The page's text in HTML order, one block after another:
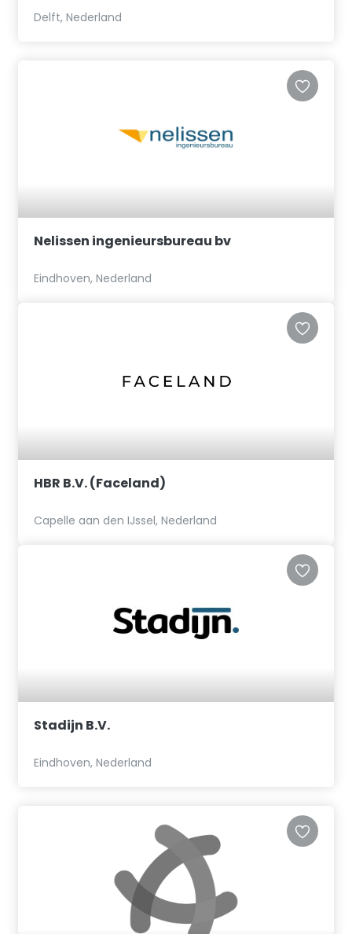
Delft, Nederland
Nelissen ingenieursbureau bv
Eindhoven, Nederland
HBR B.V. (Faceland)
Capelle aan den IJssel, Nederland
Stadijn B.V.
Eindhoven, Nederland